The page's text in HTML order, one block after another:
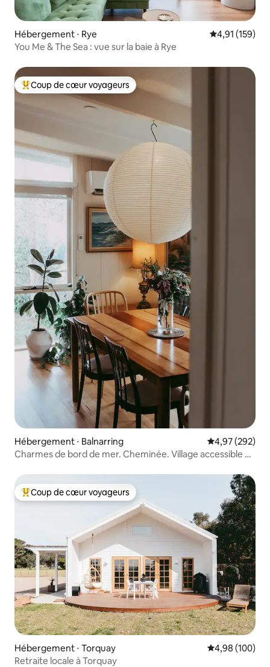
Hébergement ⋅ Rye Évaluation
4,91 (159)
You Me & The Sea : vue sur la baie à Rye
Coups de cœur voyageurs les plus appréciés
Coup de cœur voyageurs
Hébergement ⋅ Balnarring Évaluation
4,97 (292)
Charmes de bord de mer. Cheminée. Village accessible à
Coups de cœur voyageurs les plus appréciés
Coup de cœur voyageurs
Hébergement ⋅ Torquay Évaluation
4,98 (100)
Retraite locale à Torquay